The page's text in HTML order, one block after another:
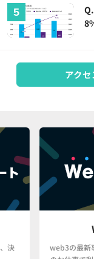
アク
web3の最新